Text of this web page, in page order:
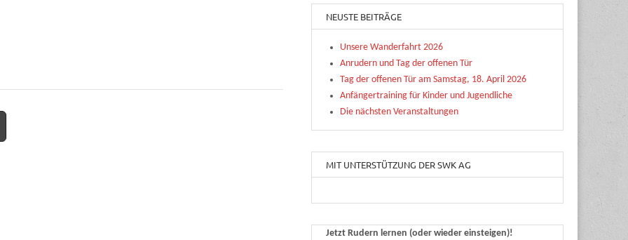
NEUSTE BEITRÄGE
Unsere Wanderfahrt 2026
Anrudern und Tag der offenen Tür
Tag der offenen Tür am Samstag, 18. April 2026
Anfängertraining für Kinder und Jugendliche
Die nächsten Veranstaltungen
MIT UNTERSTÜTZUNG DER SWK AG
Jetzt Rudern lernen (oder wieder einsteigen)!